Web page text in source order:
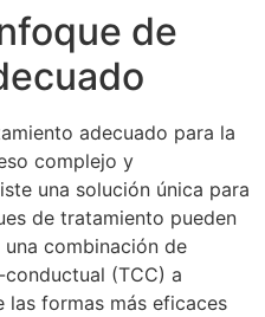
de
adecuado para la
complejo y
una solución única para
de tratamiento pueden
combinación de
(TCC) a
las formas más eficaces